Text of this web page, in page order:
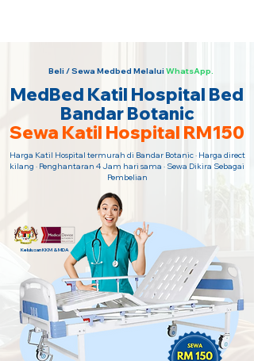
Beli / Sewa Medbed Melalui WhatsApp.
MedBed Katil Hospital Bed
Bandar Botanic
Sewa Katil Hospital RM150
Harga Katil Hospital termurah di Bandar Botanic · Harga direct
kilang · Penghantaran 4 Jam hari sama · Sewa Dikira Sebagai
Pembelian
Kelulusan KKM & MDA